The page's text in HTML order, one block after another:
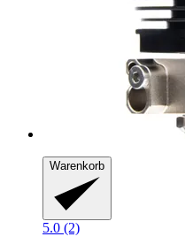
Warenkorb
5.0 (2)